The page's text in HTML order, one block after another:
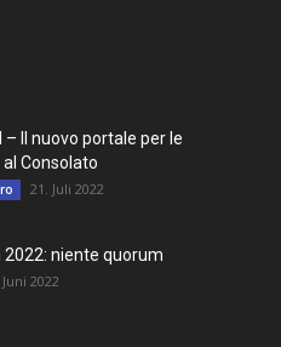
– Il nuovo portale per le
Consolato
21. Juli 2022
niente quorum
Juni 2022